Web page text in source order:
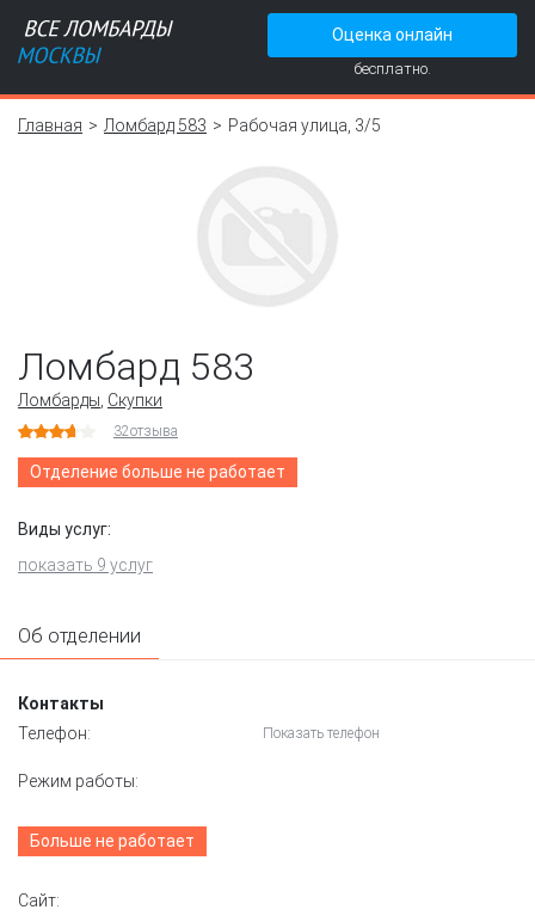
Оценка онлайн
бесплатно.
Главная Ломбард 583 Рабочая улица, 3/5
Ломбард 583
Ломбарды Скупки
32отзыва
Отделение больше не работает
Виды услуг:
показать 9 услуг
Об отделении
Контакты
Телефон:
Показать телефон
Режим работы:
Больше не работает
Сайт: